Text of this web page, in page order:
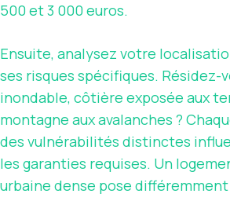
500 et 3 000 euros.
Ensuite, analysez votre
ses risques spécifiques. Résidez-
inondable, côtière exposée aux
montagne aux avalanches ?
des vulnérabilités distinctes
les garanties requises. Un
urbaine dense pose